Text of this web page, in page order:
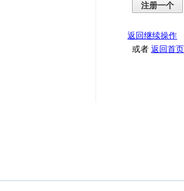
注册一个
返回继续操作
或者返回首页